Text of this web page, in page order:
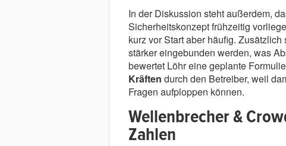
In der Diskussion steht außerdem,
Sicherheitskonzept frühzeitig
kurz vor Start aber häufig.
stärker eingebunden werden, was
bewertet Löhr eine geplante
Kräften durch den Betreiber, weil
Fragen aufploppen können.
Wellenbrecher &
Zahlen